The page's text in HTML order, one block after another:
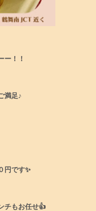
ー！！⁠
満足♪⁠
円です✨⁠
チもお任せ👍⁠